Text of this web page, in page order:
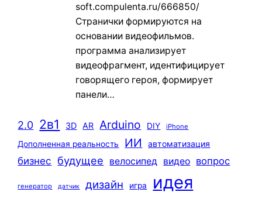
soft.compulenta.ru/666850/
Странички формируются на
основании видеофильмов.
программа анализирует
видеофрагмент, идентифицирует
говорящего героя, формирует
панели…
2.0 2в1 3D AR Arduino DIY iPhone
Дополненная реальность ИИ автоматизация
бизнес будущее велосипед видео вопрос
генератор датчик дизайн игра идея